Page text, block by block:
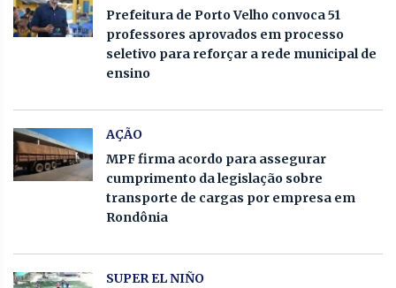
Prefeitura de Porto Velho convoca 51
professores aprovados em processo
seletivo para reforçar a rede municipal de
ensino
AÇÃO
MPF firma acordo para assegurar
cumprimento da legislação sobre
transporte de cargas por empresa em
Rondônia
SUPER EL NIÑO